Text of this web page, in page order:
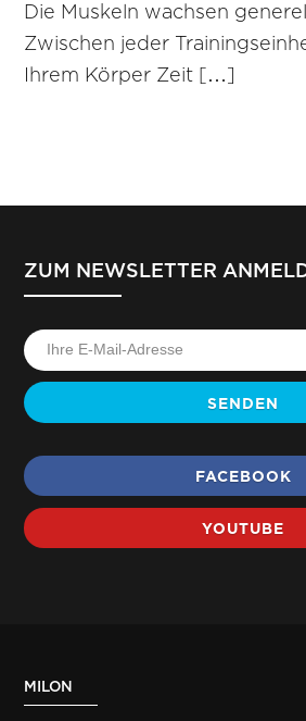
Die Muskeln wachsen
Zwischen jeder
Ihrem Körper Zeit […]
ZUM NEWSLETTER
SENDEN
FACEBOOK
YOUTUBE
MILON